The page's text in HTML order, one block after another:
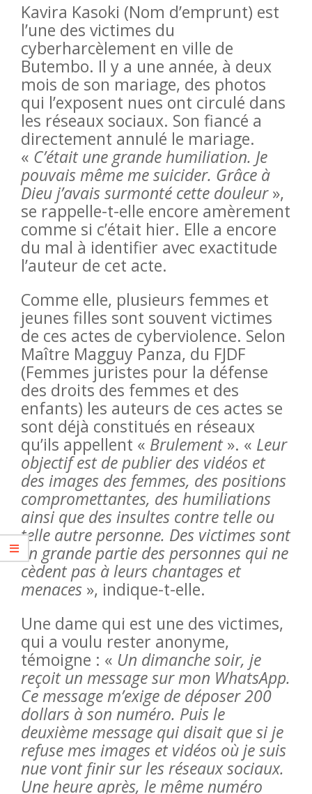
Kavira Kasoki (Nom d’emprunt) est
l’une des victimes du
cyberharcèlement en ville de
Butembo. Il y a une année, à deux
mois de son mariage, des photos
qui l’exposent nues ont circulé dans
les réseaux sociaux. Son fiancé a
directement annulé le mariage.
« C’était une grande humiliation. Je
pouvais même me suicider. Grâce à
Dieu j’avais surmonté cette douleur»,
se rappelle-t-elle encore amèrement
comme si c’était hier. Elle a encore
du mal à identifier avec exactitude
l’auteur de cet acte.
Comme elle, plusieurs femmes et
jeunes filles sont souvent victimes
de ces actes de cyberviolence. Selon
Maître Magguy Panza, du FJDF
(Femmes juristes pour la défense
des droits des femmes et des
enfants) les auteurs de ces actes se
sont déjà constitués en réseaux
qu’ils appellent « Brulement». « Leur
objectif est de publier des vidéos et
des images des femmes, des positions
compromettantes, des humiliations
ainsi que des insultes contre telle ou
telle autre personne. Des victimes sont
en grande partie des personnes qui ne
cèdent pas à leurs chantages et
menaces », indique-t-elle.
Une dame qui est une des victimes,
qui a voulu rester anonyme,
témoigne : « Un dimanche soir, je
reçoit un message sur mon WhatsApp.
Ce message m’exige de déposer 200
dollars à son numéro. Puis le
deuxième message qui disait que si je
refuse mes images et vidéos où je suis
nue vont finir sur les réseaux sociaux.
Une heure après, le même numéro